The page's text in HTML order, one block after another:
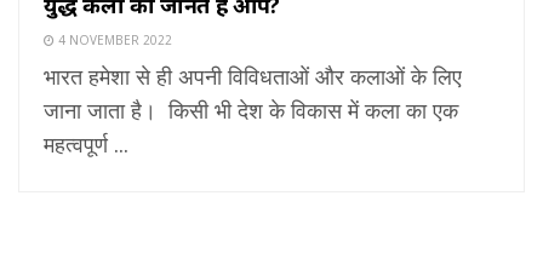
4 NOVEMBER 2022
भारत हमेशा से ही अपनी विविधताओं और कलाओं के लिए
जाना जाता है। किसी भी देश के विकास में कला का एक
महत्‍वपूर्ण ...